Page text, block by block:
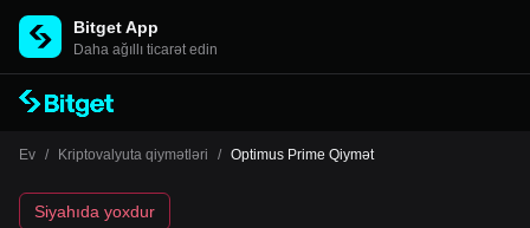
Bitget App
Daha ağıllı ticarət edin
Ev / Kriptovalyuta qiymətləri / Optimus Prime Qiymət
Siyahıda yoxdur